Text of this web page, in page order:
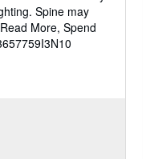
Spine may
More, Spend